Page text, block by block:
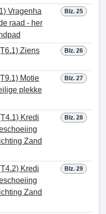
Blz. 25
Vragenha
raad - her
Blz. 26
Ziens
Blz. 27
Motie
plekke
Blz. 28
Kredi
Zand
Blz. 29
Kredi
Zand